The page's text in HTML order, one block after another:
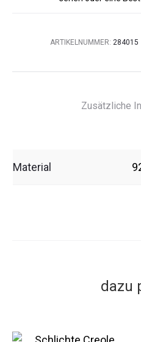
ARTIKELNUMMER: 284015
Zusätzliche
Material
dazu